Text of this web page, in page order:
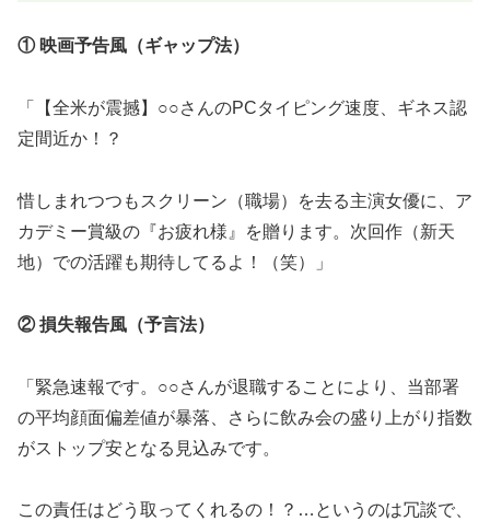
① 映画予告風（ギャップ法）
「【全米が震撼】○○さんのPCタイピング速度、ギネス認
定間近か！？
惜しまれつつもスクリーン（職場）を去る主演女優に、ア
カデミー賞級の『お疲れ様』を贈ります。次回作（新天
地）での活躍も期待してるよ！（笑）」
② 損失報告風（予言法）
「緊急速報です。○○さんが退職することにより、当部署
の平均顔面偏差値が暴落、さらに飲み会の盛り上がり指数
がストップ安となる見込みです。
この責任はどう取ってくれるの！？…というのは冗談で、